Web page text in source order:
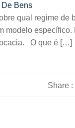
Bens
qual regime de
modelo específico.
O que é […]
Share :